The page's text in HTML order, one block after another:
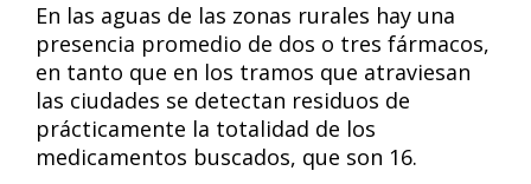
En las aguas de las zonas rurales hay una
presencia promedio de dos o tres fármacos,
en tanto que en los tramos que atraviesan
las ciudades se detectan residuos de
prácticamente la totalidad de los
medicamentos buscados, que son 16.